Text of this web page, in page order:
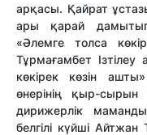
арқасы. Қайрат
ары қарай
«Әлемге толса
Тұрмағамбет Ізтілеу
көкірек көзін
өнерінің қыр-
дирижерлік
белгілі күйші